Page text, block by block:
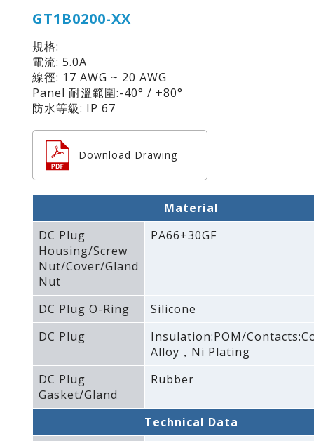
GT1B0200-XX
規格:
電流: 5.0A
線徑: 17 AWG ~ 20 AWG
Panel 耐溫範圍:-40° / +80°
防水等級: IP 67
Download Drawing
Material
DC Plug
Housing/Screw
Nut/Cover/Gland
Nut
PA66+30GF
DC Plug O-Ring
Silicone
DC Plug
Insulation:POM/
Alloy，Ni Plating
DC Plug
Gasket/Gland
Rubber
Technical Data